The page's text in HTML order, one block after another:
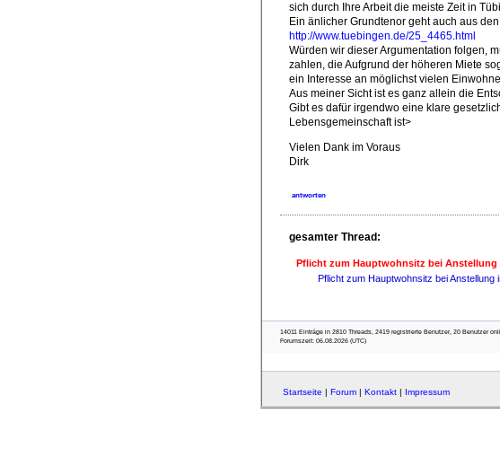
sich durch Ihre Arbeit die meiste Zeit in
Ein änlicher Grundtenor geht auch aus
http://www.tuebingen.de/25_4465.html
Würden wir dieser Argumentation folgen,
zahlen, die Aufgrund der höheren Miete
ein Interesse an möglichst vielen
Aus meiner Sicht ist es ganz allein die
Gibt es dafür irgendwo eine klare
Lebensgemeinschaft ist>
Vielen Dank im Voraus
Dirk
antworten
gesamter Thread:
Pflicht zum Hauptwohnsitz bei Anstellung
Pflicht zum Hauptwohnsitz bei Anstellung
14011 Einträge in 2810 Threads, 2419 registrierte Benutzer, 20 Benutzer
Forumszeit: 06.08.2026 (UTC)
Startseite | Forum| Kontakt| Impressum